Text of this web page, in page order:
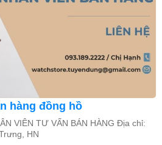
hàng đồng hồ
VIÊN TƯ VẤN BÁN HÀNG Địa chỉ:
HN